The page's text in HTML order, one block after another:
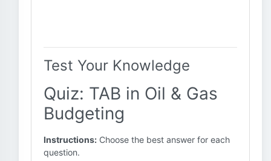
Test Your Knowledge
Quiz: TAB in Oil & Gas
Budgeting
Instructions: Choose the best answer for each
question.